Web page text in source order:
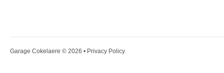
Garage Cokelaere © 2026 • Privacy Policy